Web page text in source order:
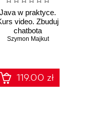
Java w praktyce.
video. Zbuduj
chatbota
Szymon Majkut
119.00 zł